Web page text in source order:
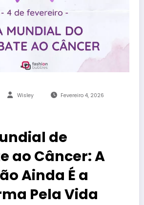
Wisley Fevereiro 4, 2026
de
ao Câncer: A
Ainda É a
Pela Vida